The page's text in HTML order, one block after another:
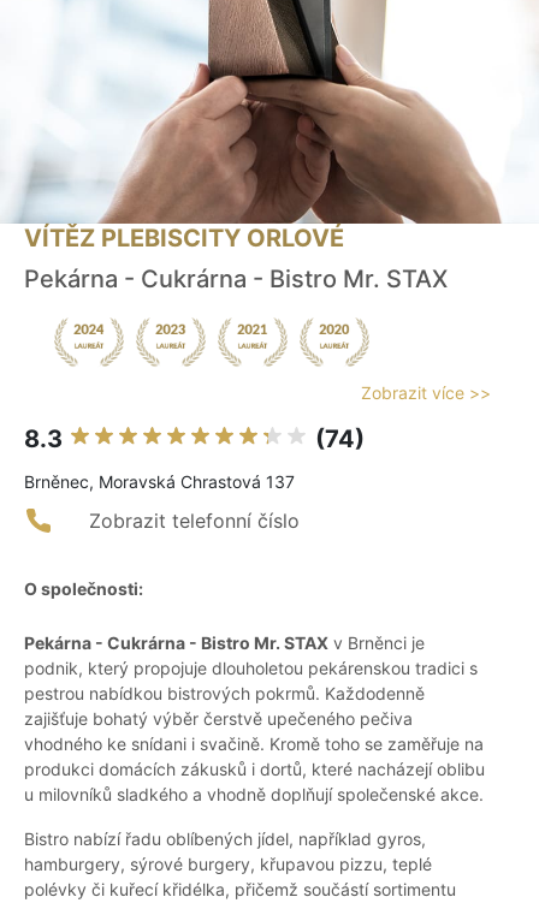
VÍTĚZ PLEBISCITY ORLOVÉ
Pekárna - Cukrárna - Bistro Mr. STAX
Zobrazit více >>
8.3 (74)
Brněnec, Moravská Chrastová 137
Zobrazit telefonní číslo
O společnosti:
Pekárna - Cukrárna - Bistro Mr. STAX v Brněnci je
podnik, který propojuje dlouholetou pekárenskou tradici s
pestrou nabídkou bistrových pokrmů. Každodenně
zajišťuje bohatý výběr čerstvě upečeného pečiva
vhodného ke snídani i svačině. Kromě toho se zaměřuje na
produkci domácích zákusků i dortů, které nacházejí oblibu
u milovníků sladkého a vhodně doplňují společenské akce.
Bistro nabízí řadu oblíbených jídel, například gyros,
hamburgery, sýrové burgery, křupavou pizzu, teplé
polévky či kuřecí křidélka, přičemž součástí sortimentu